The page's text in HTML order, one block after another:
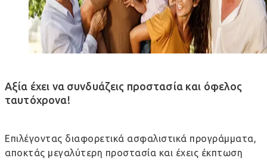
Αξία έχει να συνδυάζεις προστασία και όφελος
ταυτόχρονα!
Επιλέγοντας διαφορετικά ασφαλιστικά προγράμματα,
αποκτάς μεγαλύτερη προστασία και έχεις έκπτωση